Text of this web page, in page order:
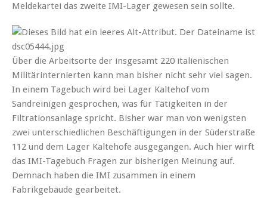
Meldekartei das zweite IMI-Lager gewesen sein sollte.
Über die Arbeitsorte der insgesamt 220 italienischen
Militärinternierten kann man bisher nicht sehr viel sagen.
In einem Tagebuch wird bei Lager Kaltehof vom
Sandreinigen gesprochen, was für Tätigkeiten in der
Filtrationsanlage spricht. Bisher war man von wenigsten
zwei unterschiedlichen Beschäftigungen in der Süderstraße
112 und dem Lager Kaltehofe ausgegangen. Auch hier wirft
das IMI-Tagebuch Fragen zur bisherigen Meinung auf.
Demnach haben die IMI zusammen in einem
Fabrikgebäude gearbeitet.